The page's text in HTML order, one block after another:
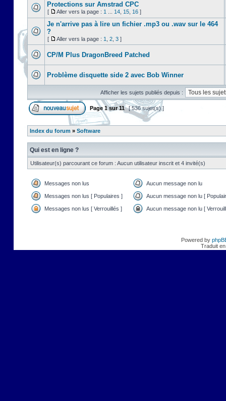
Protections sur Amstrad CPC
[ Aller vers la page : 1 14 15 16 ]
Je n'arrive pas à lire un fichier .mp3 ou .wav sur le 464
?
[ Aller vers la page : 1 2 3 ]
CP/M Plus DragonBreed Patched
Problème disquette side 2 avec Bob Winner
Afficher les sujets publiés depuis :
Page 1sur11 [ 536 sujet(s) ]
Index du forum » Software
Qui est en ligne ?
Utilisateur(s) parcourant ce forum : Aucun utilisateur inscrit et 4 invité(s)
Messages non lus Aucun message non lu
Messages non lus [ Populaires ] Aucun message non lu [
Messages non lus [ Verrouillés ] Aucun message non lu [
Powered by
Traduit